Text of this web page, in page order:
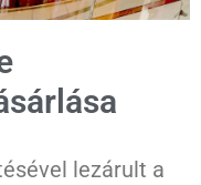
lezárult a